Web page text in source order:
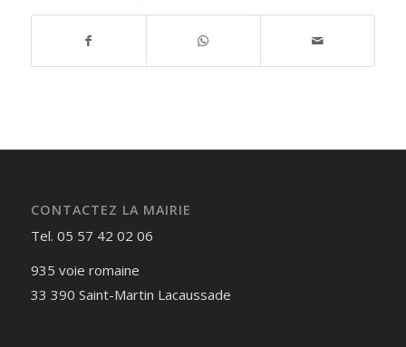
CONTACTEZ LA MAIRIE
Tel. 05 57 42 02 06
935 voie romaine
33 390 Saint-Martin Lacaussade